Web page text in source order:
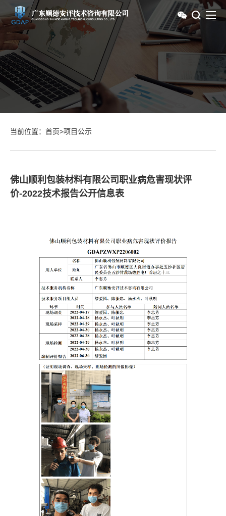
当前位置： 首页>项目公示
佛山顺利包装材料有限公司职业病危害现状评
价-2022技术报告公开信息表